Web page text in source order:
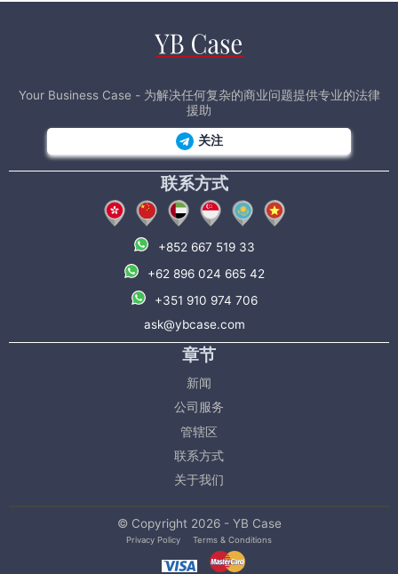
Your Business Case - 为解决任何复杂的商业问题提供专业的法律
援助
关注
联系方式
+852 667 519 33
+62 896 024 665 42
+351 910 974 706
ask@ybcase.com
章节
新闻
公司服务
管辖区
联系方式
关于我们
© Copyright 2026 - YB Case
Privacy Policy Terms & Conditions